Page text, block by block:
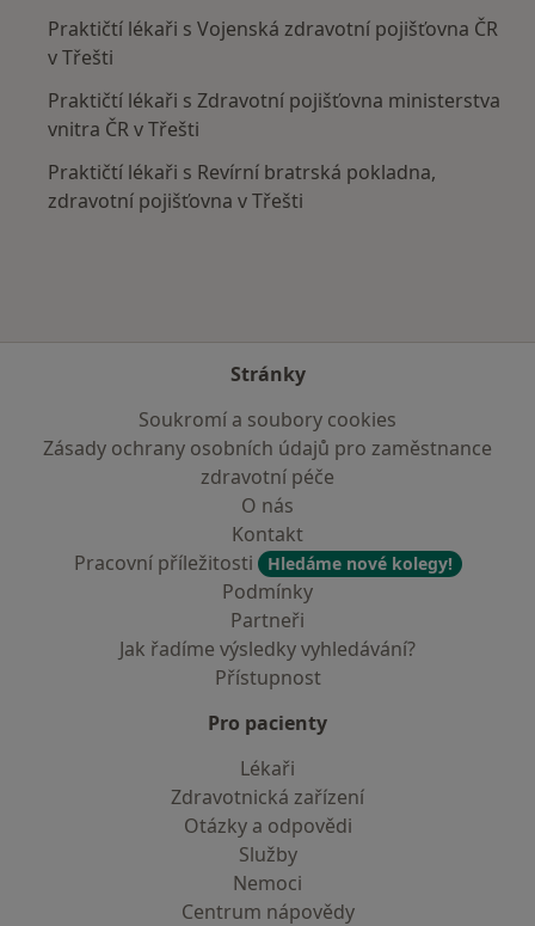
Praktičtí lékaři s Vojenská zdravotní pojišťovna ČR
v Třešti
Praktičtí lékaři s Zdravotní pojišťovna ministerstva
vnitra ČR v Třešti
Praktičtí lékaři s Revírní bratrská pokladna,
zdravotní pojišťovna v Třešti
Stránky
Soukromí a soubory cookies
Zásady ochrany osobních údajů pro zaměstnance
zdravotní péče
O nás
Kontakt
Pracovní příležitosti
Hledáme nové kolegy!
Podmínky
Partneři
Jak řadíme výsledky vyhledávání?
Přístupnost
Pro pacienty
Lékaři
Zdravotnická zařízení
Otázky a odpovědi
Služby
Nemoci
Centrum nápovědy